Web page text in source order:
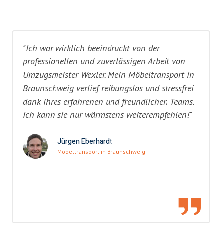
"Ich war wirklich beeindruckt von der
professionellen und zuverlässigen Arbeit von
Umzugsmeister Wexler. Mein Möbeltransport in
Braunschweig verlief reibungslos und stressfrei
dank ihres erfahrenen und freundlichen Teams.
Ich kann sie nur wärmstens weiterempfehlen!"
Jürgen Eberhardt
Möbeltransport in Braunschweig